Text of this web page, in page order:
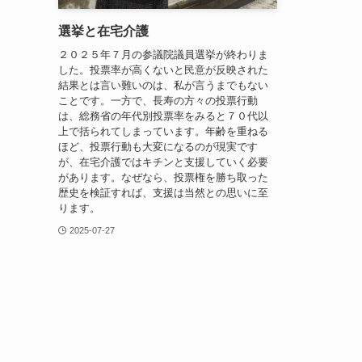
選挙と在宅介護
２０２５年７月の参議院議員選挙が終わりま
した。投票率が高くないと民意が反映された
結果とは言い難いのは、私が言うまでもない
ことです。一方で、長寿の方々の投票行動
は、総務省の年代別投票率をみると７０代以
上で括られてしまっています。年齢を重ねる
ほど、投票行動も大変になるのが現実です
が、在宅介護ではキチンと支援していく必要
があります。なぜなら、投票権を勝ち取った
歴史を検証すれば、支援は当然との思いに至
ります。
2025-07-27